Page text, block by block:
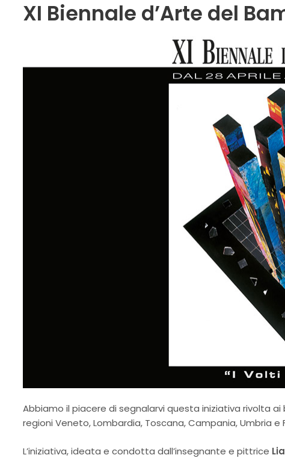
XI Biennale d’Arte del
Abbiamo il piacere di segnalarvi questa iniziativa rivolta
regioni Veneto, Lombardia, Toscana, Campania, Umbria e
L’iniziativa, ideata e condotta dall’insegnante e pittrice